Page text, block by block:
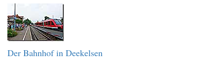
Der Bahnhof in Deekelsen